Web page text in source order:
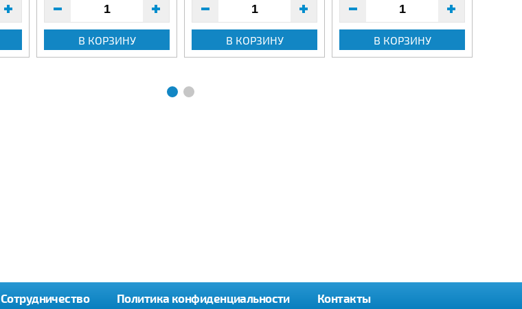
В КОРЗИНУ В КОРЗИНУ В КОРЗИНУ
Сотрудничество Политика конфиденциальности Контакты